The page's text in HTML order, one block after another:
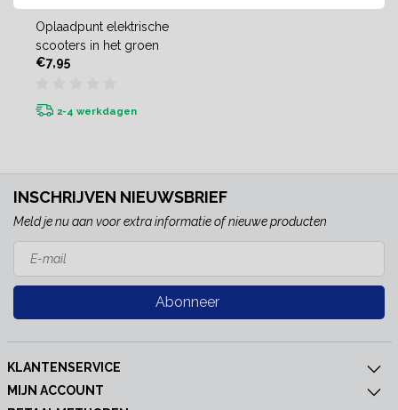
Oplaadpunt elektrische
scooters in het groen
€7,95
2-4 werkdagen
INSCHRIJVEN NIEUWSBRIEF
Meld je nu aan voor extra informatie of nieuwe producten
Abonneer
KLANTENSERVICE
MIJN ACCOUNT